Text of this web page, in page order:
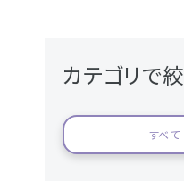
カテゴリで
すべて